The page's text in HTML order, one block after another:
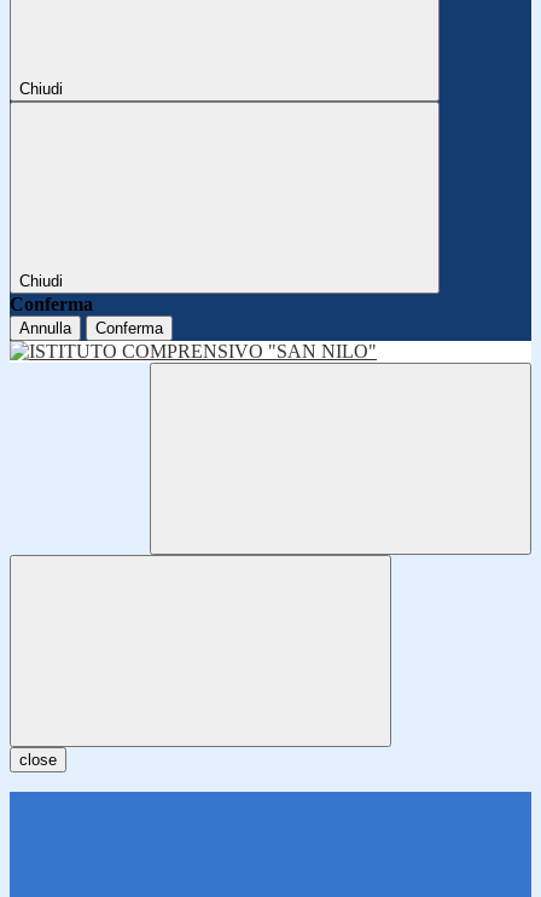
Chiudi
Chiudi
Conferma
Annulla Conferma
close